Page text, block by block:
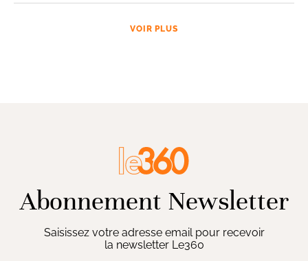
VOIR PLUS
Abonnement Newsletter
Saisissez votre adresse email pour recevoir
la newsletter Le360